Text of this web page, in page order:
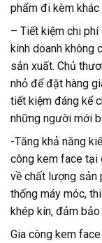
phẩm đi kèm khác
– Tiết kiệm chi
kinh doanh không
sản xuất. Chủ
nhỏ để đặt hàng
tiết kiệm đáng kể
những người mới
-Tăng khả năng
công kem face tại
về chất lượng sản
thống máy móc,
khép kín, đảm
Gia công kem